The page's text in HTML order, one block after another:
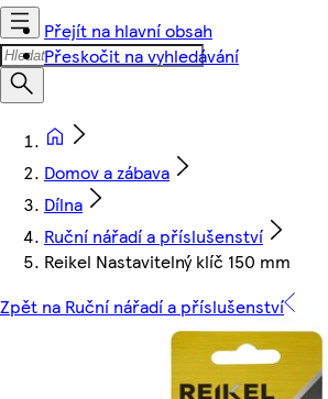
Přejít na hlavní obsah
Přeskočit na vyhledávání
Domov a zábava
Dílna
Ruční nářadí a příslušenství
Reikel Nastavitelný klíč 150 mm
Zpět na Ruční nářadí a příslušenství